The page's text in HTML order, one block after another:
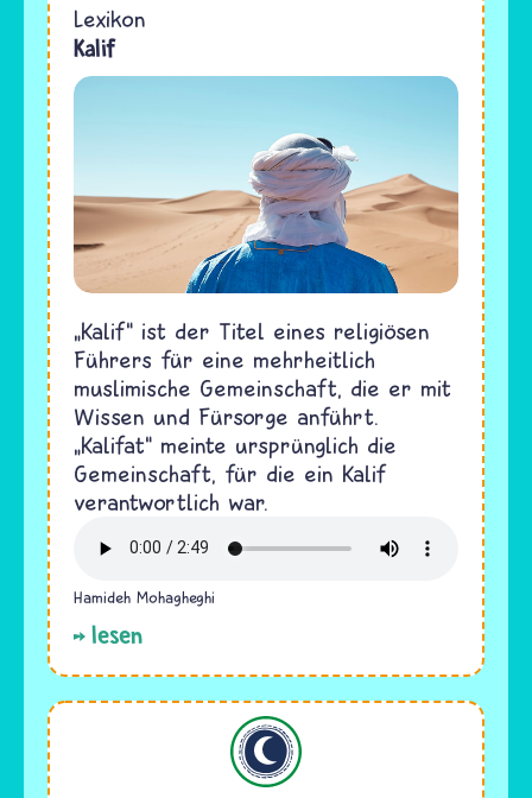
Lexikon
Kalif
„Kalif“ ist der Titel eines religiösen
Führers für eine mehrheitlich
muslimische Gemeinschaft, die er mit
Wissen und Fürsorge anführt.
„Kalifat“ meinte ursprünglich die
Gemeinschaft, für die ein Kalif
verantwortlich war.
Hamideh Mohagheghi
lesen